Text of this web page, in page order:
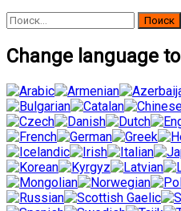
Найти:
Change language to